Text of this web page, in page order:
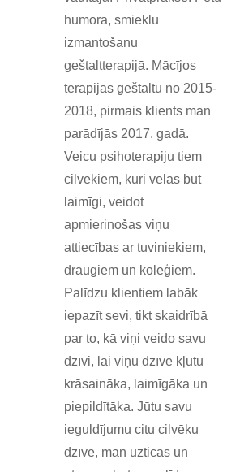
humora, smieklu
izmantošanu
geštaltterapijā. Mācījos
terapijas geštaltu no 2015-
2018, pirmais klients man
parādījās 2017. gadā.
Veicu psihoterapiju tiem
cilvēkiem, kuri vēlas būt
laimīgi, veidot
apmierinošas viņu
attiecības ar tuviniekiem,
draugiem un kolēģiem.
Palīdzu klientiem labāk
iepazīt sevi, tikt skaidrībā
par to, kā viņi veido savu
dzīvi, lai viņu dzīve kļūtu
krāsaināka, laimīgāka un
piepildītāka. Jūtu savu
ieguldījumu citu cilvēku
dzīvē, man uzticas un